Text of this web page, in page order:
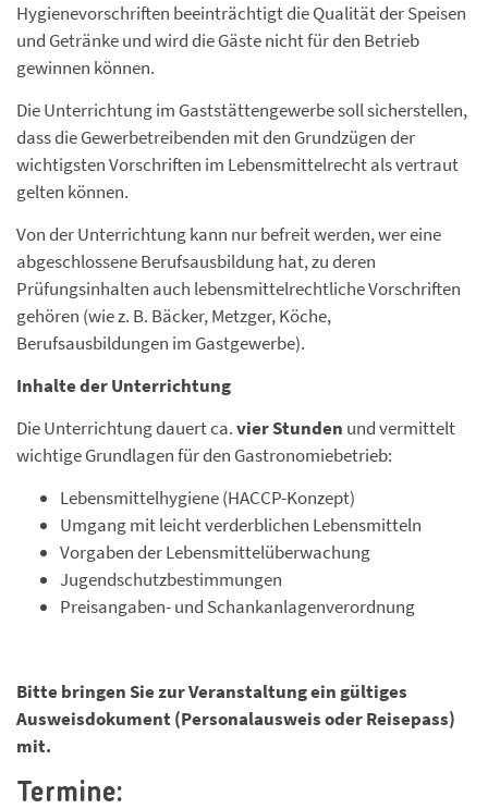
Hygienevorschriften beeinträchtigt die Qualität der Speisen
und Getränke und wird die Gäste nicht für den Betrieb
gewinnen können.
Die Unterrichtung im Gaststättengewerbe soll sicherstellen,
dass die Gewerbetreibenden mit den Grundzügen der
wichtigsten Vorschriften im Lebensmittelrecht als vertraut
gelten können.
Von der Unterrichtung kann nur befreit werden, wer eine
abgeschlossene Berufsausbildung hat, zu deren
Prüfungsinhalten auch lebensmittelrechtliche Vorschriften
gehören (wie z. B. Bäcker, Metzger, Köche,
Berufsausbildungen im Gastgewerbe).
Inhalte der Unterrichtung
Die Unterrichtung dauert ca.vier Stunden und vermittelt
wichtige Grundlagen für den Gastronomiebetrieb:
Lebensmittelhygiene (HACCP-Konzept)
Umgang mit leicht verderblichen Lebensmitteln
Vorgaben der Lebensmittelüberwachung
Jugendschutzbestimmungen
Preisangaben- und Schankanlagenverordnung
Bitte bringen Sie zur Veranstaltung ein gültiges
Ausweisdokument (Personalausweis oder Reisepass)
mit.
Termine: